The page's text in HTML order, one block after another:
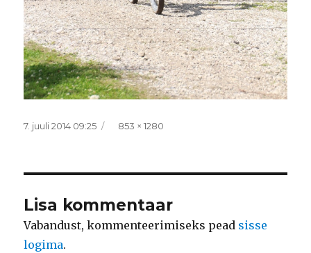
Postitatud
7. juuli 2014 09:25 Täissuurus
853 × 1280
Lisa kommentaar
Vabandust, kommenteerimiseks pead sisse
logima.